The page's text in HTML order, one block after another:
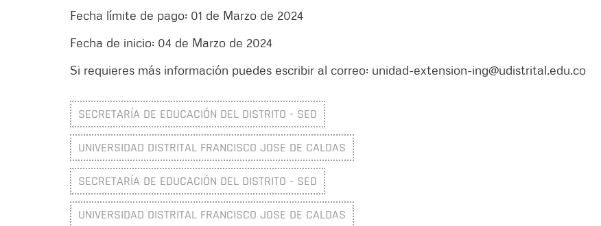
Fecha límite de pago: 01 de Marzo de 2024
Fecha de inicio: 04 de Marzo de 2024
Si requieres más información puedes escribir al correo: unidad-extension-ing@udistrital.edu.co
SECRETARÍA DE EDUCACIÓN DEL DISTRITO - SED
UNIVERSIDAD DISTRITAL FRANCISCO JOSE DE CALDAS
SECRETARÍA DE EDUCACIÓN DEL DISTRITO - SED
UNIVERSIDAD DISTRITAL FRANCISCO JOSE DE CALDAS